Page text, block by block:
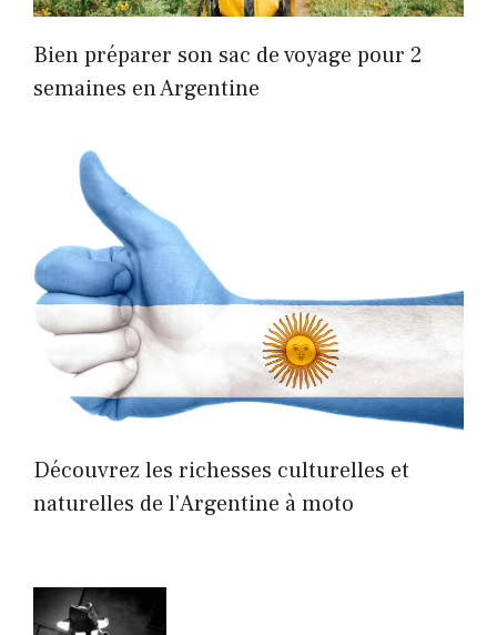
Bien préparer son sac de voyage pour 2
semaines en Argentine
Découvrez les richesses culturelles et
naturelles de l’Argentine à moto